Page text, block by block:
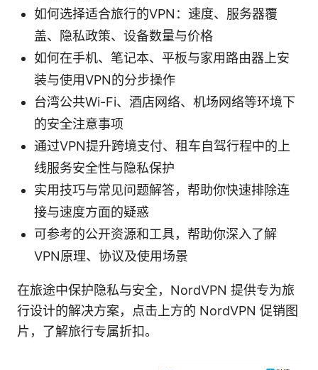
如何选择适合旅行的VPN：速度、服务器覆
盖、隐私政策、设备数量与价格
如何在手机、笔记本、平板与家用路由器上安
装与使用VPN的分步操作
台湾公共Wi-Fi、酒店网络、机场网络等环境下
的安全注意事项
通过VPN提升跨境支付、租车自驾行程中的上
线服务安全性与隐私保护
实用技巧与常见问题解答，帮助你快速排除连
接与速度方面的疑惑
可参考的公开资源和工具，帮助你深入了解
VPN原理、协议及使用场景
在旅途中保护隐私与安全，NordVPN 提供专为旅
行设计的解决方案，点击上方的 NordVPN 促销图
片，了解旅行专属折扣。